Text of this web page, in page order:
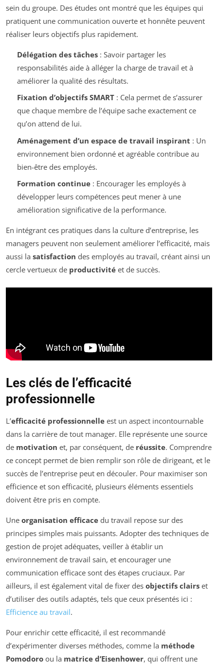
sein du groupe. Des études ont montré que les équipes qui
pratiquent une communication ouverte et honnête peuvent
réaliser leurs objectifs plus rapidement.
Délégation des tâches: Savoir partager les
responsabilités aide à alléger la charge de travail et à
améliorer la qualité des résultats.
Fixation d’objectifs SMART: Cela permet de s’assurer
que chaque membre de l’équipe sache exactement ce
qu’on attend de lui.
Aménagement d’un espace de travail inspirant : Un
environnement bien ordonné et agréable contribue au
bien-être des employés.
Formation continue: Encourager les employés à
développer leurs compétences peut mener à une
amélioration significative de la performance.
En intégrant ces pratiques dans la culture d’entreprise, les
managers peuvent non seulement améliorer l’efficacité, mais
aussi la satisfaction des employés au travail, créant ainsi un
cercle vertueux de productivité et de succès.
Les clés de l’efficacité
professionnelle
L’efficacité professionnelle est un aspect incontournable
dans la carrière de tout manager. Elle représente une source
de motivation et, par conséquent, de réussite. Comprendre
ce concept permet de bien remplir son rôle de dirigeant, et le
succès de l’entreprise peut en découler. Pour maximiser son
efficience et son efficacité, plusieurs éléments essentiels
doivent être pris en compte.
Une organisation efficace du travail repose sur des
principes simples mais puissants. Adopter des techniques de
gestion de projet adéquates, veiller à établir un
environnement de travail sain, et encourager une
communication efficace sont des étapes cruciaux. Par
ailleurs, il est également vital de fixer des objectifs clairs et
d’utiliser des outils adaptés, tels que ceux présentés ici :
Efficience au travail.
Pour enrichir cette efficacité, il est recommandé
d’expérimenter diverses méthodes, comme la méthode
Pomodoro ou la matrice d’Eisenhower, qui offrent une